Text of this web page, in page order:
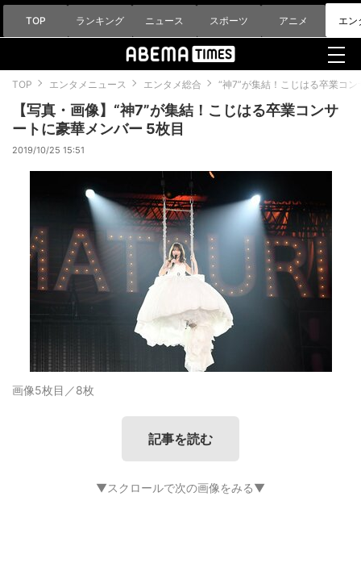
TOP ランキング ニュース スポーツ アニメ エン
TOP エンタメニュース エンタメ総合 “神7”が集結！こじはる卒業コ
【写真・画像】“神7”が集結！こじはる卒業コンサ
ートに豪華メンバー 5枚目
2019/10/25 15:51
画像5枚目／8枚
記事を読む
▼スクロールで次の画像をみる▼